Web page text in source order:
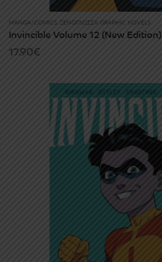
MANGA/COMICS, ΞΕΝΌΓΛΩΣΣΑ GRAPHIC NOVELS
Invincible Volume 12 (New Edition)
17.90€